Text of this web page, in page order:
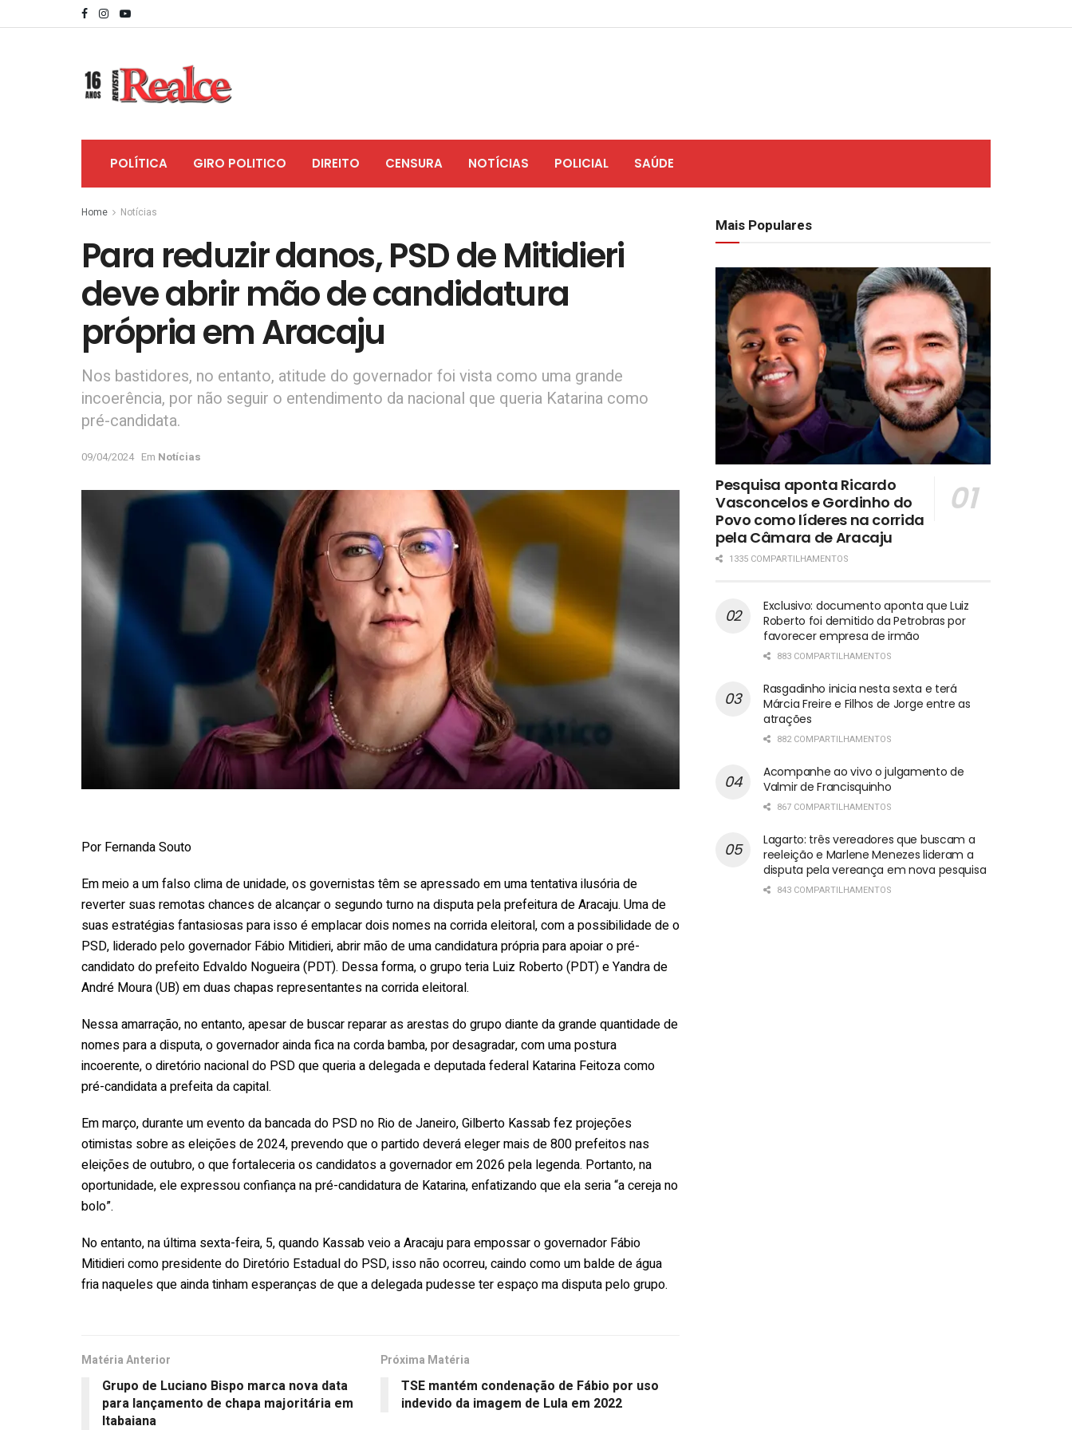
POLÍTICA GIRO POLITICO DIREITO CENSURA NOTÍCIAS POLICIAL SAÚDE
Home Notícias
Para reduzir danos, PSD de Mitidieri
deve abrir mão de candidatura
própria em Aracaju
Nos bastidores, no entanto, atitude do governador foi vista como uma grande
incoerência, por não seguir o entendimento da nacional que queria Katarina como
pré-candidata.
09/04/2024 Em Notícias
Por Fernanda Souto
Em meio a um falso clima de unidade, os governistas têm se apressado em uma tentativa ilusória de
reverter suas remotas chances de alcançar o segundo turno na disputa pela prefeitura de Aracaju. Uma de
suas estratégias fantasiosas para isso é emplacar dois nomes na corrida eleitoral, com a possibilidade de o
PSD, liderado pelo governador Fábio Mitidieri, abrir mão de uma candidatura própria para apoiar o pré-
candidato do prefeito Edvaldo Nogueira (PDT). Dessa forma, o grupo teria Luiz Roberto (PDT) e Yandra de
André Moura (UB) em duas chapas representantes na corrida eleitoral.
Nessa amarração, no entanto, apesar de buscar reparar as arestas do grupo diante da grande quantidade de
nomes para a disputa, o governador ainda fica na corda bamba, por desagradar, com uma postura
incoerente, o diretório nacional do PSD que queria a delegada e deputada federal Katarina Feitoza como
pré-candidata a prefeita da capital.
Em março, durante um evento da bancada do PSD no Rio de Janeiro, Gilberto Kassab fez projeções
otimistas sobre as eleições de 2024, prevendo que o partido deverá eleger mais de 800 prefeitos nas
eleições de outubro, o que fortaleceria os candidatos a governador em 2026 pela legenda. Portanto, na
oportunidade, ele expressou confiança na pré-candidatura de Katarina, enfatizando que ela seria “a cereja no
bolo”.
No entanto, na última sexta-feira, 5, quando Kassab veio a Aracaju para empossar o governador Fábio
Mitidieri como presidente do Diretório Estadual do PSD, isso não ocorreu, caindo como um balde de água
fria naqueles que ainda tinham esperanças de que a delegada pudesse ter espaço ma disputa pelo grupo.
Matéria Anterior
Grupo de Luciano Bispo marca nova data
para lançamento de chapa majoritária em
Itabaiana
Próxima Matéria
TSE mantém condenação de Fábio por uso
indevido da imagem de Lula em 2022
Mais Populares
Pesquisa aponta Ricardo
Vasconcelos e Gordinho do
Povo como líderes na corrida
pela Câmara de Aracaju
1335 COMPARTILHAMENTOS
Exclusivo: documento aponta que Luiz
Roberto foi demitido da Petrobras por
favorecer empresa de irmão
883 COMPARTILHAMENTOS
Rasgadinho inicia nesta sexta e terá
Márcia Freire e Filhos de Jorge entre as
atrações
882 COMPARTILHAMENTOS
Acompanhe ao vivo o julgamento de
Valmir de Francisquinho
867 COMPARTILHAMENTOS
Lagarto: três vereadores que buscam a
reeleição e Marlene Menezes lideram a
disputa pela vereança em nova pesquisa
843 COMPARTILHAMENTOS